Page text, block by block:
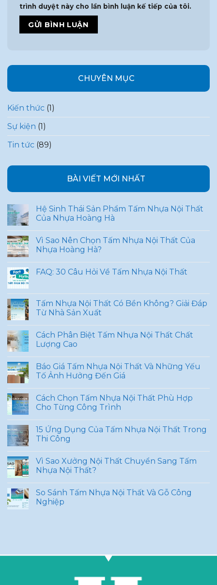
trình duyệt này cho lần bình luận kế tiếp của tôi.
CHUYÊN MỤC
Kiến thức (1)
Sự kiện (1)
Tin tức (89)
BÀI VIẾT MỚI NHẤT
Hệ Sinh Thái Sản Phẩm Tấm Nhựa Nội Thất
Của Nhựa Hoàng Hà
Vì Sao Nên Chọn Tấm Nhựa Nội Thất Của
Nhựa Hoàng Hà?
FAQ: 30 Câu Hỏi Về Tấm Nhựa Nội Thất
Tấm Nhựa Nội Thất Có Bền Không? Giải Đáp
Từ Nhà Sản Xuất
Cách Phân Biệt Tấm Nhựa Nội Thất Chất
Lượng Cao
Báo Giá Tấm Nhựa Nội Thất Và Những Yếu
Tố Ảnh Hưởng Đến Giá
Cách Chọn Tấm Nhựa Nội Thất Phù Hợp
Cho Từng Công Trình
15 Ứng Dụng Của Tấm Nhựa Nội Thất Trong
Thi Công
Vì Sao Xưởng Nội Thất Chuyển Sang Tấm
Nhựa Nội Thất?
So Sánh Tấm Nhựa Nội Thất Và Gỗ Công
Nghiệp